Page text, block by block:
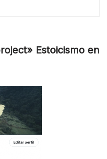
Estoicismo en